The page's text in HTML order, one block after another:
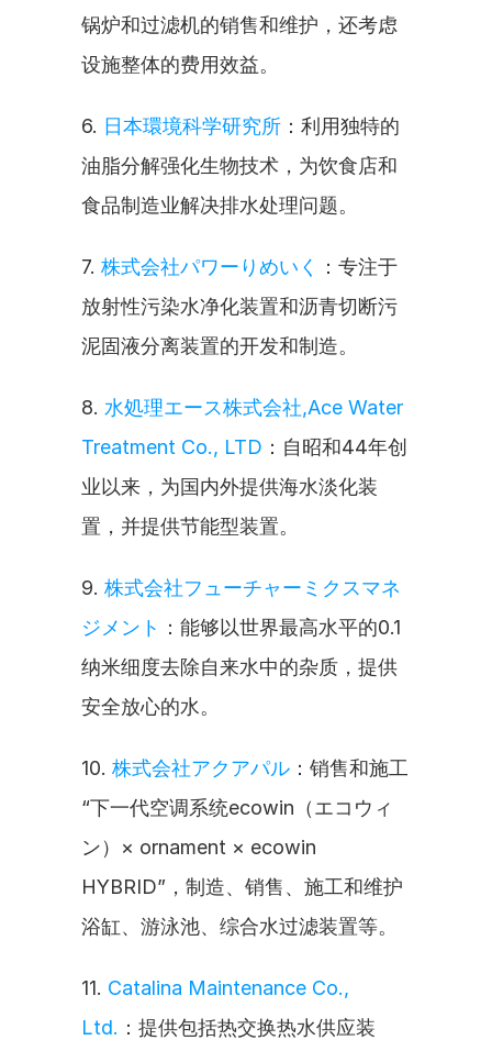
锅炉和过滤机的销售和维护，还考虑
设施整体的费用效益。
6. 日本環境科学研究所 ：利用独特的
油脂分解强化生物技术，为饮食店和
食品制造业解决排水处理问题。
7. 株式会社パワーりめいく
：专注于
放射性污染水净化装置和沥青切断污
泥固液分离装置的开发和制造。
8. 水処理エース株式会社,Ace Water
Treatment Co., LTD ：自昭和44年创
业以来，为国内外提供海水淡化装
置，并提供节能型装置。
9. 株式会社フューチャーミクスマネ
ジメント ：能够以世界最高水平的0.1
纳米细度去除自来水中的杂质，提供
安全放心的水。
10. 株式会社アクアパル ：销售和施工
“下一代空调系统ecowin（エコウィ
ン）× ornament × ecowin
HYBRID”，制造、销售、施工和维护
浴缸、游泳池、综合水过滤装置等。
11. Catalina Maintenance Co.,
Ltd. ：提供包括热交换热水供应装